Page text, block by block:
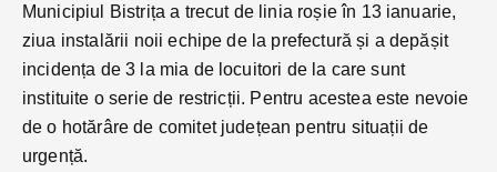
Municipiul Bistrița a trecut de linia roșie în 13 ianuarie,
ziua instalării noii echipe de la prefectură și a depășit
incidența de 3 la mia de locuitori de la care sunt
instituite o serie de restricții. Pentru acestea este nevoie
de o hotărâre de comitet județean pentru situații de
urgență.